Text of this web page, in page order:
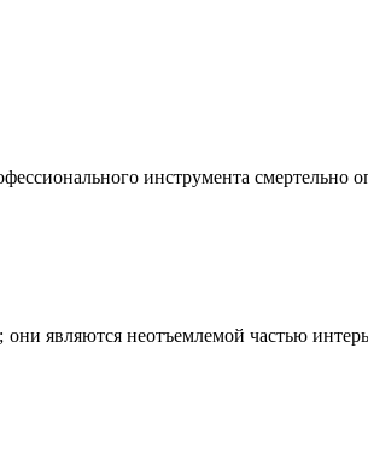
инструмента смертельно
являются неотъемлемой частью